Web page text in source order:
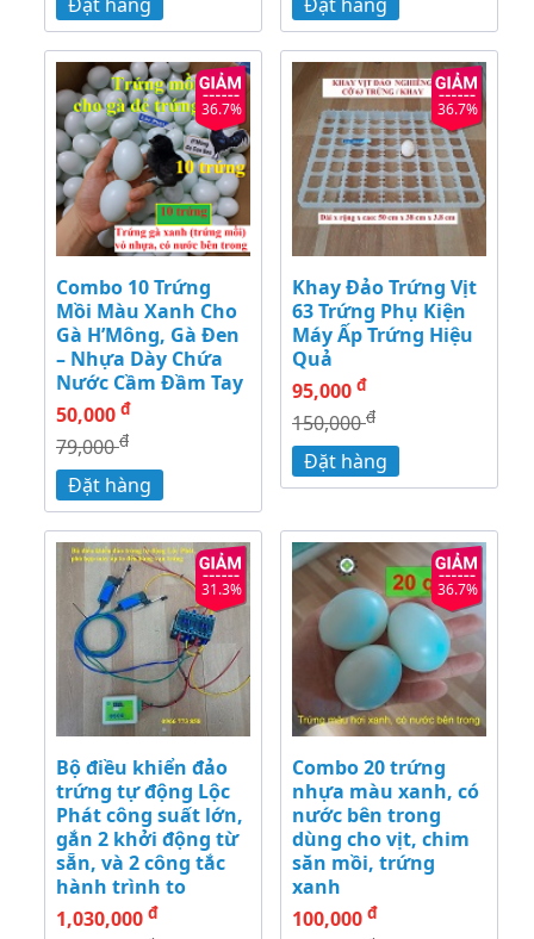
36.7%
Combo 10 Trứng
Mồi Màu Xanh Cho
Gà H’Mông, Gà Đen
– Nhựa Dày Chứa
Nước Cầm Đầm Tay
50,000 đ
79,000đ
Đặt hàng
36.7%
Khay Đảo Trứng Vịt
63 Trứng Phụ Kiện
Máy Ấp Trứng Hiệu
Quả
95,000 đ
150,000đ
Đặt hàng
31.3%
Bộ điều khiển đảo
trứng tự động Lộc
Phát công suất lớn,
gắn 2 khởi động từ
sẵn, và 2 công tắc
hành trình to
1,030,000 đ
36.7%
Combo 20 trứng
nhựa màu xanh, có
nước bên trong
dùng cho vịt, chim
săn mồi, trứng
xanh
100,000 đ